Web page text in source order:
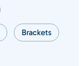
Brackets